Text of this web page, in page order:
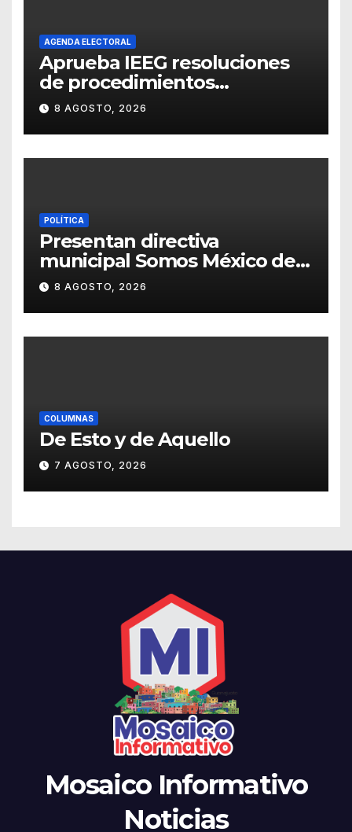
AGENDA ELECTORAL
Aprueba IEEG resoluciones
de procedimientos
sancionadores
8 AGOSTO, 2026
POLÍTICA
Presentan directiva
municipal Somos México de
Guanajuato
8 AGOSTO, 2026
COLUMNAS
De Esto y de Aquello
7 AGOSTO, 2026
Mosaico Informativo
Noticias